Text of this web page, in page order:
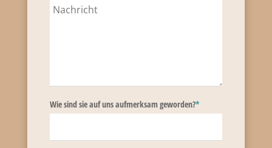
Wie sind sie auf uns aufmerksam geworden?*